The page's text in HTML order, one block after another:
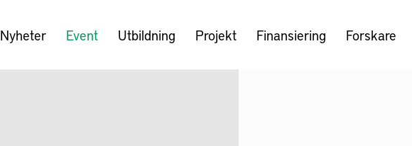
Nyheter Event Utbildning Projekt Finansiering Forskare